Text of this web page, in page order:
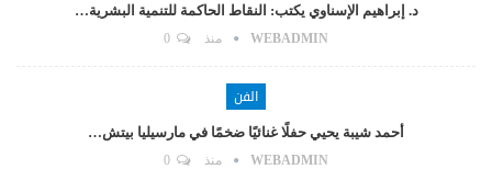
د. إبراهيم الإسناوي يكتب: النقاط الحاكمة للتنمية البشرية…
WEBADMIN منذ
الفن
أحمد شيبة يحيي حفلًا غنائيًا ضخمًا في مارسيليا بيتش…
WEBADMIN منذ